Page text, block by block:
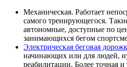
Механическая. Работает
самого тренирующегося.
автономные, доступные по
занимающихся бегом
Электрическая беговая
начинающих или для людей,
реабилитации. Более точная и